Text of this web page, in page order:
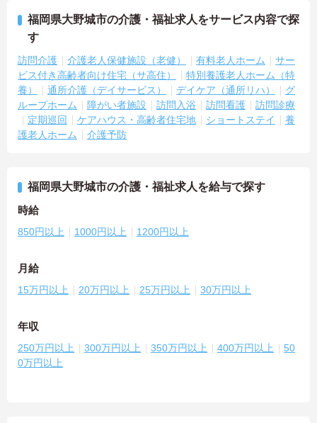
福岡県大野城市の介護・福祉求人をサービス内容で探
す
訪問介護 介護老人保健施設（老健） 有料老人ホーム
サー
ビス付き高齢者向け住宅（サ高住）
特別養護老人ホーム（特
養）
通所介護（デイサービス） デイケア（通所リハ）
グ
ループホーム
障がい者施設 訪問入浴 訪問看護
訪問診療
定期巡回
ケアハウス・高齢者住宅地 ショートステイ
養
護老人ホーム
介護予防
福岡県大野城市の介護・福祉求人を給与で探す
時給
850円以上 1000円以上 1200円以上
月給
15万円以上 20万円以上 25万円以上 30万円以上
年収
250万円以上 300万円以上 350万円以上 400万円以上
50
0万円以上